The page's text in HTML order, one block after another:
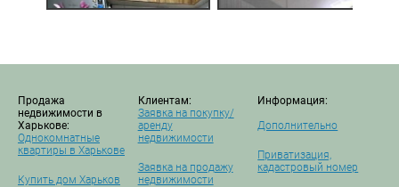
Продажа
недвижимости в
Харькове:
Однокомнатные
квартиры в Харькове
Купить дом Харьков
Клиентам:
Заявка на покупку/
аренду
недвижимости
Заявка на продажу
недвижимости
Информация:
Дополнительно
Приватизация,
кадастровый номер